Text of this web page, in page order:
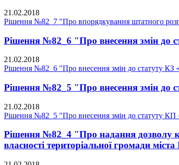
21.02.2018
Рішення №82_7 "Про впорядкування штатного
Рішення №82_6 "Про внесення змін до
21.02.2018
Рішення №82_6 "Про внесення змін до статуту КЗ
Рішення №82_5 "Про внесення змін до
21.02.2018
Рішення №82_5 "Про внесення змін до статуту КП
Рішення №82_4 "Про надання дозволу
власності територіальної громади